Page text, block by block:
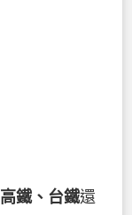
高鐵、台鐵還